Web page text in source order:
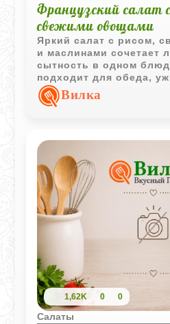
Французский салат
свежими овощами
Яркий салат с рисом,
и маслинами сочетает
сытность в одном
подходит для обеда,
качестве
Вилка
1,62K 0 0
Салаты